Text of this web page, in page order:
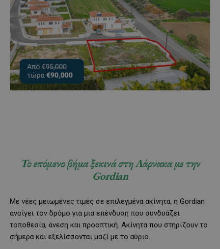
Το επόμενο βήμα ξεκινά στη Λάρνακα με την
Gordian
Με νέες μειωμένες τιμές σε επιλεγμένα ακίνητα, η Gordian
ανοίγει τον δρόμο για μια επένδυση που συνδυάζει
τοποθεσία, άνεση και προοπτική. Ακίνητα που στηρίζουν το
σήμερα και εξελίσσονται μαζί με το αύριο.